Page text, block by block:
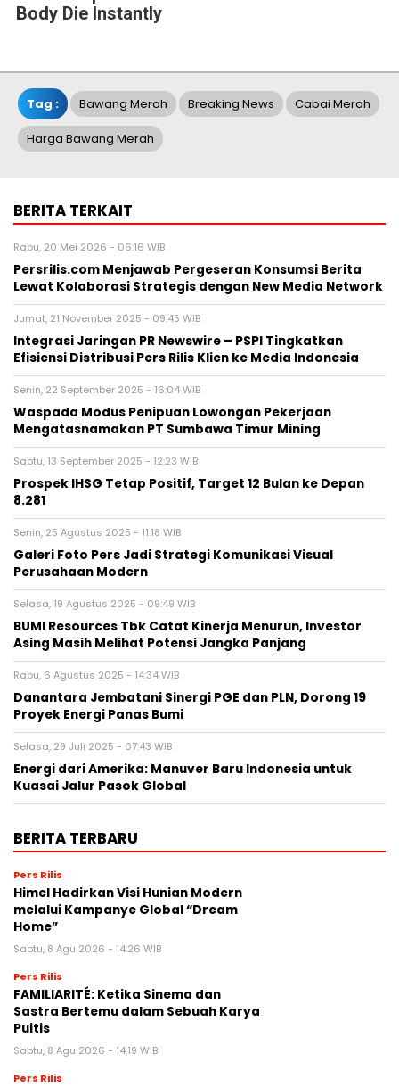
Body Die Instantly
Tag : Bawang Merah Breaking News Cabai Merah
Harga Bawang Merah
BERITA TERKAIT
Rabu, 20 Mei 2026 - 06:16 WIB
Persrilis.com Menjawab Pergeseran Konsumsi Berita
Lewat Kolaborasi Strategis dengan New Media Network
Jumat, 21 November 2025 - 09:45 WIB
Integrasi Jaringan PR Newswire – PSPI Tingkatkan
Efisiensi Distribusi Pers Rilis Klien ke Media Indonesia
Senin, 22 September 2025 - 16:04 WIB
Waspada Modus Penipuan Lowongan Pekerjaan
Mengatasnamakan PT Sumbawa Timur Mining
Sabtu, 13 September 2025 - 12:23 WIB
Prospek IHSG Tetap Positif, Target 12 Bulan ke Depan
8.281
Senin, 25 Agustus 2025 - 11:18 WIB
Galeri Foto Pers Jadi Strategi Komunikasi Visual
Perusahaan Modern
Selasa, 19 Agustus 2025 - 09:49 WIB
BUMI Resources Tbk Catat Kinerja Menurun, Investor
Asing Masih Melihat Potensi Jangka Panjang
Rabu, 6 Agustus 2025 - 14:34 WIB
Danantara Jembatani Sinergi PGE dan PLN, Dorong 19
Proyek Energi Panas Bumi
Selasa, 29 Juli 2025 - 07:43 WIB
Energi dari Amerika: Manuver Baru Indonesia untuk
Kuasai Jalur Pasok Global
BERITA TERBARU
Pers Rilis
Himel Hadirkan Visi Hunian Modern
melalui Kampanye Global “Dream
Home”
Sabtu, 8 Agu 2026 - 14:26 WIB
Pers Rilis
FAMILIARITÉ: Ketika Sinema dan
Sastra Bertemu dalam Sebuah Karya
Puitis
Sabtu, 8 Agu 2026 - 14:19 WIB
Pers Rilis